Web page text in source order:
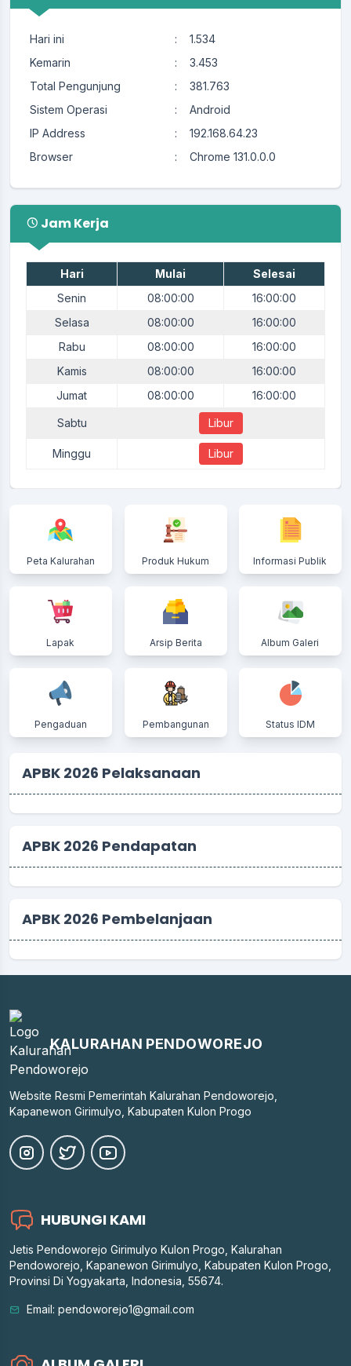
Hari ini :
1.534
Kemarin
:
3.453
Total Pengunjung
:
381.763
Sistem Operasi
:
Android
IP Address
:
192.168.64.23
Browser
: Chrome 131.0.0.0
Jam Kerja
Hari Mulai
Selesai
Senin
08:00:00
16:00:00
Selasa
08:00:00
16:00:00
Rabu
08:00:00
16:00:00
Kamis
08:00:00
16:00:00
Jumat
08:00:00 16:00:00
Sabtu Libur
Minggu Libur
Peta Kalurahan Produk Hukum Informasi Publik
Lapak Arsip Berita Album Galeri
Pengaduan Pembangunan Status IDM
APBK 2026 Pelaksanaan
APBK 2026 Pendapatan
APBK 2026 Pembelanjaan
KALURAHAN PENDOWOREJO
Website Resmi Pemerintah Kalurahan Pendoworejo,
Kapanewon Girimulyo, Kabupaten Kulon Progo
HUBUNGI KAMI
Jetis Pendoworejo Girimulyo Kulon Progo, Kalurahan
Pendoworejo, Kapanewon Girimulyo, Kabupaten Kulon Progo,
Provinsi Di Yogyakarta, Indonesia, 55674.
Email: pendoworejo1@gmail.com